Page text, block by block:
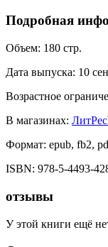
Подробная
Объем: 180 стр.
Дата выпуска: 10
Возрастное
В магазинах: ЛитРес
Формат: epub, fb2,
ISBN: 978-5-4493-
отзывы
У этой книги ещё